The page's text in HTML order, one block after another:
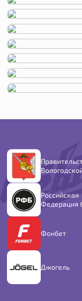
Российская
Федерация
Фонбет
Джогель